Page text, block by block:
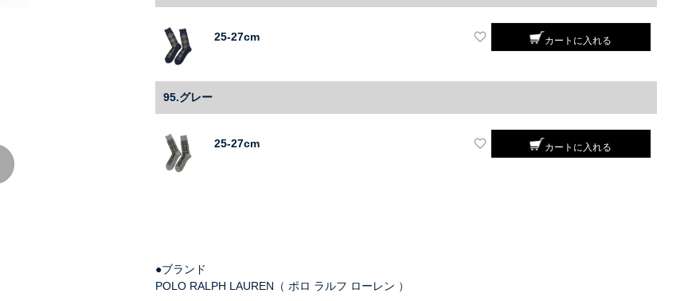
25-27cm カートに入れる
95.グレー
25-27cm カートに入れる
●ブランド
POLO RALPH LAUREN（ ポロ ラルフ ローレン ）